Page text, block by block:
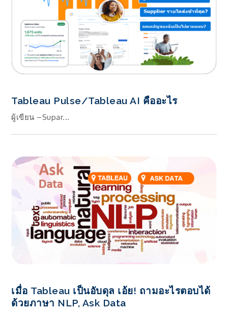
Tableau Pulse/Tableau AI คืออะไร
ผู้เขียน –Supar...
เมื่อ Tableau เป็นอับดุล เอ้ย! ถามอะไรตอบได้
ด้วยภาษา NLP, Ask Data